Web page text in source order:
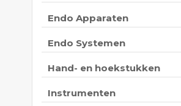
Endo Apparaten
Endo Systemen
Hand- en hoekstukken
Instrumenten